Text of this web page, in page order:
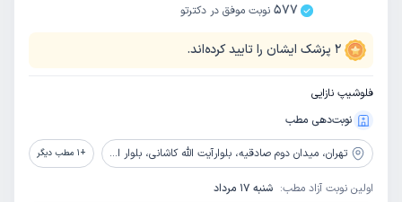
577 نوبت موفق در دکترتو
2 پزشک ایشان را تایید کرده‌اند.
فلوشیپ نازایی
نوبت‌دهی مطب
تهران، میدان دوم صادقیه، بلوارآیت الله کاشانی، بلوار اباذر، بیمارستان تخصصی و فوق تخصصی پیامبران +
1 مطب دیگر
اولین نوبت آزاد مطب: شنبه 17 مرداد